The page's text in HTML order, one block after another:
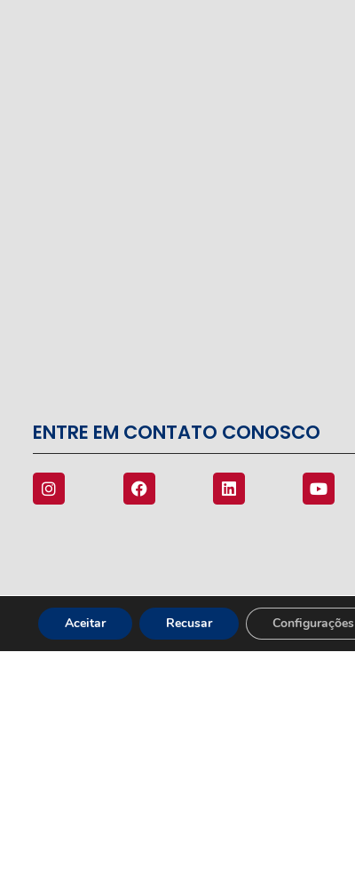
ENTRE EM CONTATO CONOSCO
Aceitar Recusar Configurações